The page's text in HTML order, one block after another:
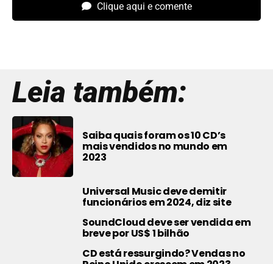
Clique aqui e comente
Leia também:
Saiba quais foram os 10 CD’s
mais vendidos no mundo em
2023
Universal Music deve demitir
funcionários em 2024, diz site
SoundCloud deve ser vendida em
breve por US$ 1 bilhão
CD está ressurgindo? Vendas no